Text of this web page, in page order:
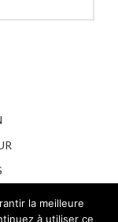
la meilleure
à utiliser ce